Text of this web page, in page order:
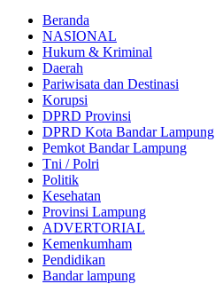
Beranda
NASIONAL
Hukum & Kriminal
Daerah
Pariwisata dan Destinasi
Korupsi
DPRD Provinsi
DPRD Kota Bandar Lampung
Pemkot Bandar Lampung
Tni / Polri
Politik
Kesehatan
Provinsi Lampung
ADVERTORIAL
Kemenkumham
Pendidikan
Bandar lampung